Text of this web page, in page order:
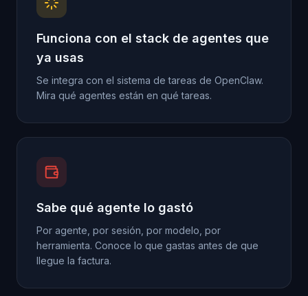
Funciona con el stack de agentes que
ya usas
Se integra con el sistema de tareas de OpenClaw.
Mira qué agentes están en qué tareas.
Sabe qué agente lo gastó
Por agente, por sesión, por modelo, por
herramienta. Conoce lo que gastas antes de que
llegue la factura.